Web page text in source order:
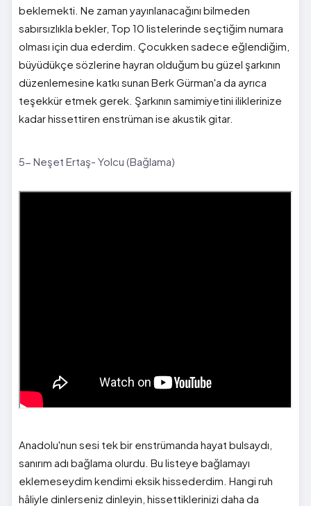
beklemekti. Ne zaman yayınlanacağını bilmeden
sabırsızlıkla bekler, Top 10 listelerinde seçtiğim numara
olması için dua ederdim. Çocukken sadece eğlendiğim,
büyüdükçe sözlerine hayran olduğum bu güzel şarkının
düzenlemesine katkı sunan Berk Gürman'a da ayrıca
teşekkür etmek gerek. Şarkının samimiyetini iliklerinize
kadar hissettiren enstrüman ise akustik gitar.
5- Neşet Ertaş- Yolcu (Bağlama)
Anadolu'nun sesi tek bir enstrümanda hayat bulsaydı,
sanırım adı bağlama olurdu. Bu listeye bağlamayı
eklemeseydim kendimi eksik hissederdim. Hangi ruh
hâliyle dinlerseniz dinleyin, hissettiklerinizi daha da